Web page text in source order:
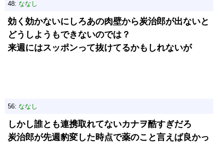
48: ななし
効く効かないにしろあの肉壁から炭治郎が出ないと
どうしようもできないのでは？
来週にはスッポンって抜けてるかもしれないが
56: ななし
しかし誰とも連携取れてないカナヲ酷すぎだろ
炭治郎が先週豹変した時点で薬のこと言えば良かっ